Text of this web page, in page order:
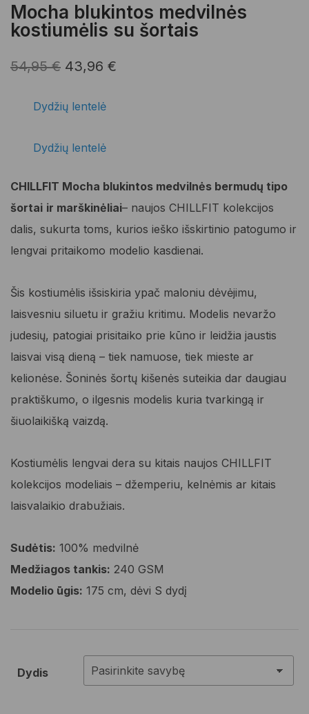
Mocha blukintos medvilnės
kostiumėlis su šortais
54,95€ Original
was:
54,95 €.
43,96 €
Dydžių lentelė
Dydžių lentelė
CHILLFIT Mocha blukintos medvilnės bermudų tipo
šortai ir marškinėliai– naujos CHILLFIT kolekcijos
dalis, sukurta toms, kurios ieško išskirtinio patogumo ir
lengvai pritaikomo modelio kasdienai.
Šis kostiumėlis išsiskiria ypač maloniu dėvėjimu,
laisvesniu siluetu ir gražiu kritimu. Modelis nevaržo
judesių, patogiai prisitaiko prie kūno ir leidžia jaustis
laisvai visą dieną – tiek namuose, tiek mieste ar
kelionėse. Šoninės šortų kišenės suteikia dar daugiau
praktiškumo, o ilgesnis modelis kuria tvarkingą ir
šiuolaikišką vaizdą.
Kostiumėlis lengvai dera su kitais naujos CHILLFIT
kolekcijos modeliais – džemperiu, kelnėmis ar kitais
laisvalaikio drabužiais.
Sudėtis: 100% medvilnė
Medžiagos tankis: 240 GSM
Modelio ūgis: 175 cm, dėvi S dydį
Dydis